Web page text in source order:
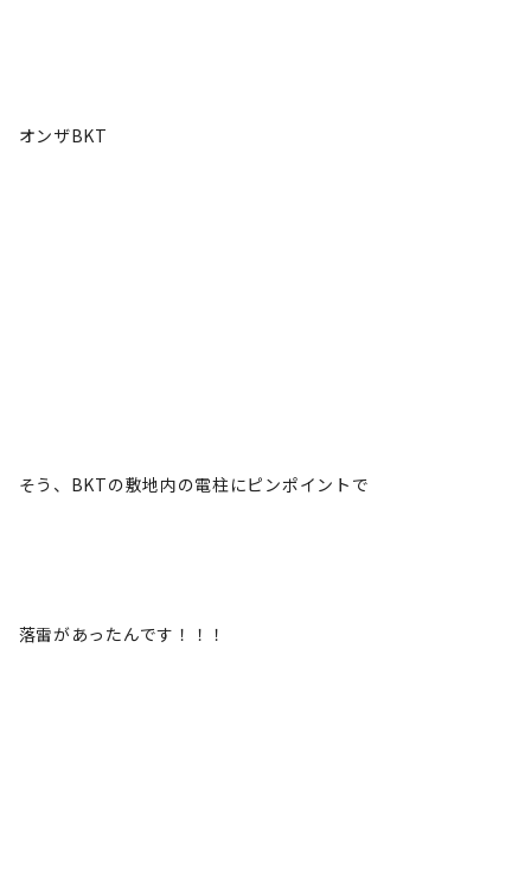
オンザBKT
そう、BKTの敷地内の電柱にピンポイントで
落雷があったんです！！！